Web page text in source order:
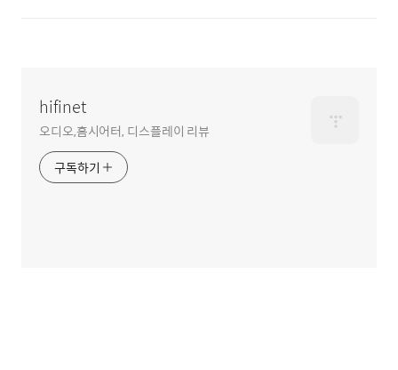
hifinet
오디오,홈시어터, 디스플레이 리뷰
구독하기